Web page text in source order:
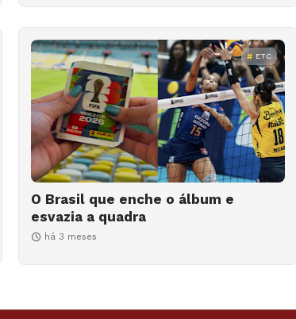
ETC
O Brasil que enche o álbum e
esvazia a quadra
há 3 meses